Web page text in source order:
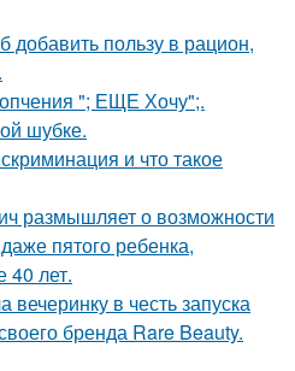
добавить пользу в рацион,
"; ЕЩЕ Хочу";.
шубке.
и что такое
размышляет о возможности
пятого ребенка,
40 лет.
в честь запуска
бренда Rare Beauty.